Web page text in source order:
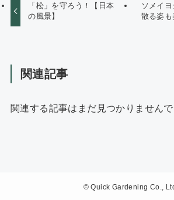
「松」を守ろう！【日本
の風景】
ソメイ
散る姿も
関連記事
関連する記事はまだ見つかりませんで
©Quick Gardening Co.,